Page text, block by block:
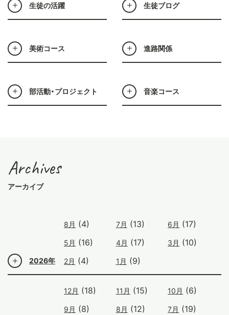
生徒の活躍 生徒ブログ
美術コース 進路関係
部活動・プロジェクト 音楽コース
Archives
アーカイブ
2026年
8月 (4) 7月 (13) 6月 (17)
5月 (16) 4月 (17) 3月 (10)
2月 (4) 1月 (9)
12月 (18) 11月 (15) 10月 (6)
9月 (8) 8月 (12) 7月 (19)